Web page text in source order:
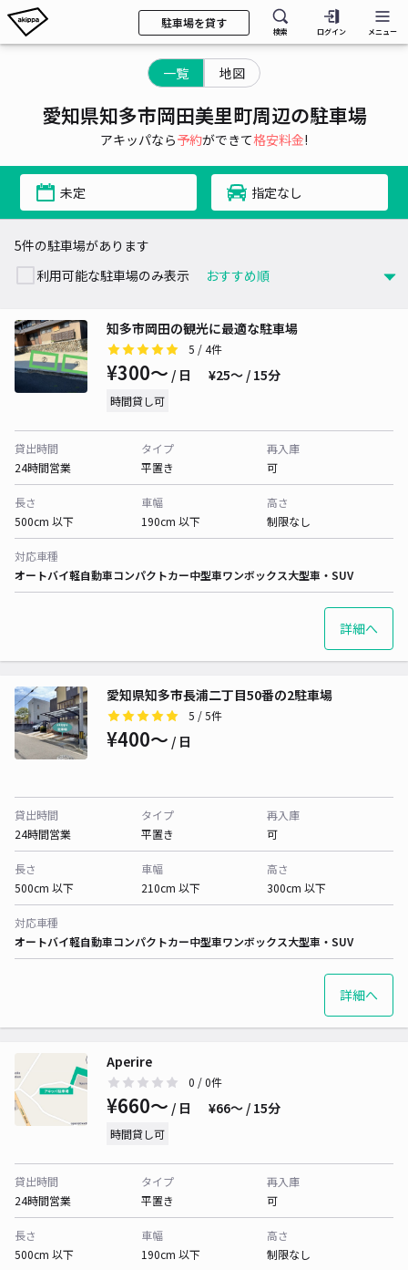
駐車場を貸す
検索 ログイン メニュー
一覧 地図
愛知県知多市岡田美里町周辺の駐車場
アキッパなら予約ができて格安料金!
未定 指定なし
5件の駐車場があります
利用可能な駐車場のみ表示
知多市岡田の観光に最適な駐車場
5 / 4件
¥300〜 / 日 ¥25〜 / 15分
時間貸し可
貸出時間
24時間営業
タイプ
平置き
再入庫
可
長さ
500cm 以下
車幅
190cm 以下
高さ
制限なし
対応車種
オートバイ軽自動車コンパクトカー中型車ワンボックス大型車・SUV
詳細へ
愛知県知多市長浦二丁目50番の2駐車場
5 / 5件
¥400〜 / 日
貸出時間
24時間営業
タイプ
平置き
再入庫
可
長さ
500cm 以下
車幅
210cm 以下
高さ
300cm 以下
対応車種
オートバイ軽自動車コンパクトカー中型車ワンボックス大型車・SUV
詳細へ
Aperire
0 / 0件
¥660〜 / 日 ¥66〜 / 15分
時間貸し可
貸出時間
24時間営業
タイプ
平置き
再入庫
可
長さ
500cm 以下
車幅
190cm 以下
高さ
制限なし